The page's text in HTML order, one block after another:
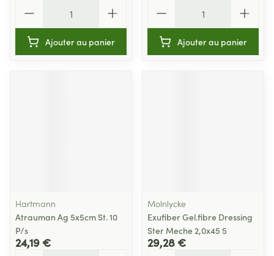
Ajouter au panier Ajouter au panier
Hartmann
Atrauman Ag 5x5cm St. 10
P/s
24,19 €
Molnlycke
Exufiber Gel.fibre Dressing
Ster Meche 2,0x45 5
29,28 €